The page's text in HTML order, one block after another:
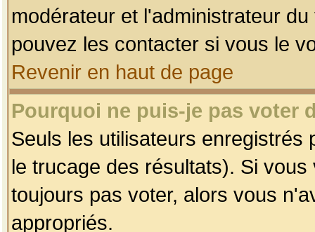
modérateur et l'administrateur
pouvez les contacter si vous le
Revenir en haut de page
Pourquoi ne puis-je pas voter
Seuls les utilisateurs enregistrés
le trucage des résultats). Si
toujours pas voter, alors vous
appropriés.